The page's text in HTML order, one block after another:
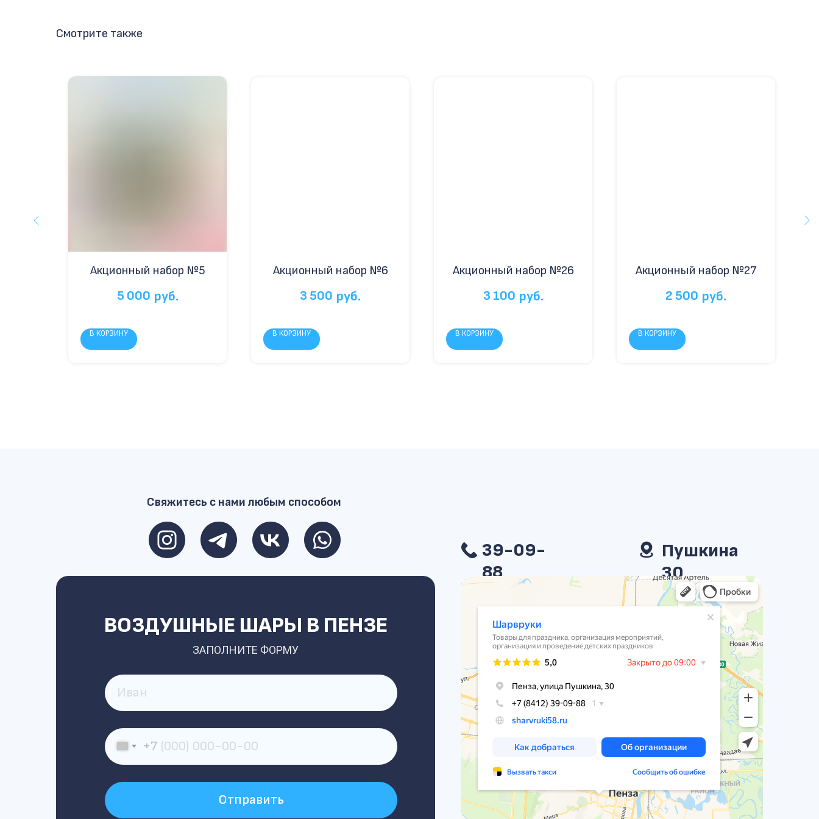
Смотрите также
Акционный набор №5
5 000 руб.
В КОРЗИНУ
Акционный набор №6
3 500 руб.
В КОРЗИНУ
Акционный набор №26
3 100 руб.
В КОРЗИНУ
Акционный набор №27
2 500 руб.
В КОРЗИНУ
39-09-
88
Пушкина
30
ЗАПОЛНИТЕ ФОРМУ
ВОЗДУШНЫЕ ШАРЫ В ПЕНЗЕ
+7
Отправить
Свяжитесь с нами любым способом